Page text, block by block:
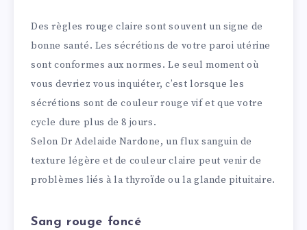
Des règles rouge claire sont souvent un signe de
bonne santé. Les sécrétions de votre paroi utérine
sont conformes aux normes. Le seul moment où
vous devriez vous inquiéter, c’est lorsque les
sécrétions sont de couleur rouge vif et que votre
cycle dure plus de 8 jours.
Selon Dr Adelaide Nardone, un flux sanguin de
texture légère et de couleur claire peut venir de
problèmes liés à la thyroïde ou la glande pituitaire.
Sang rouge foncé